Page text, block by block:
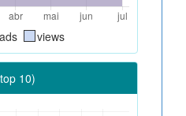
views
10)